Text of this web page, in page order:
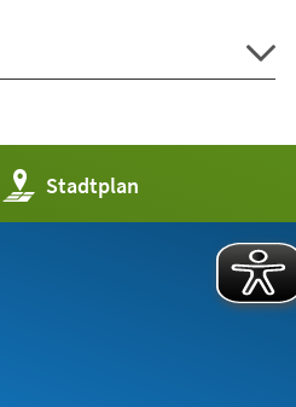
Stadtplan
(Öffnet
in
einem